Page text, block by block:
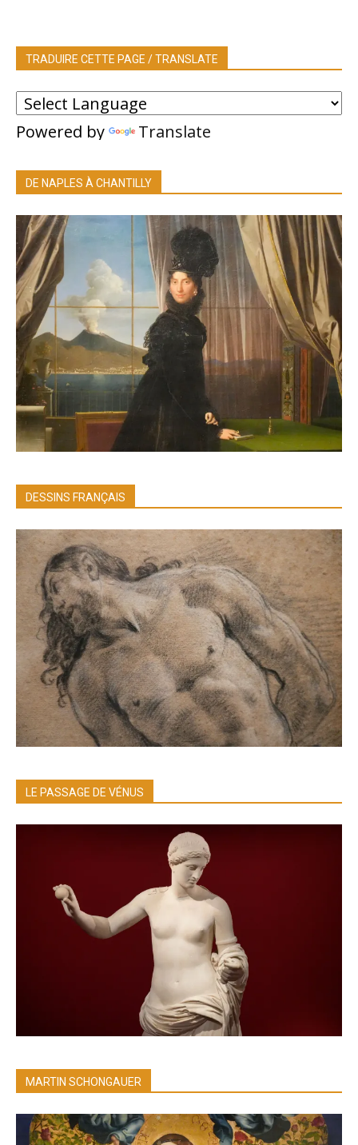
TRADUIRE CETTE PAGE / TRANSLATE
Powered by Translate
DE NAPLES À CHANTILLY
DESSINS FRANÇAIS
LE PASSAGE DE VÉNUS
MARTIN SCHONGAUER